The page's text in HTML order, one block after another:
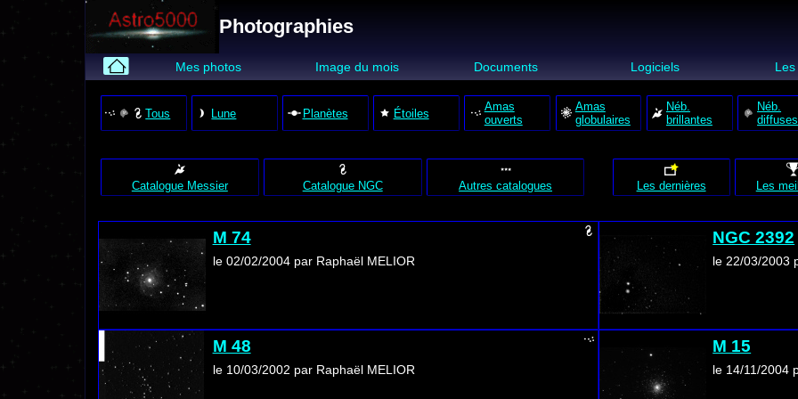
Photographies
Mes photos Image du mois Documents Logiciels
Tous Lune Planètes Étoiles
Amas
ouverts
Amas
globulaires
Néb.
brillantes
Néb.
diffuses
Catalogue Messier Catalogue NGC Autres catalogues Les dernières Les
M 74
le 02/02/2004 par Raphaël MELIOR
NGC 2392
le 22/03/2003
M 48
le 10/03/2002 par Raphaël MELIOR
M 15
le 14/11/2004